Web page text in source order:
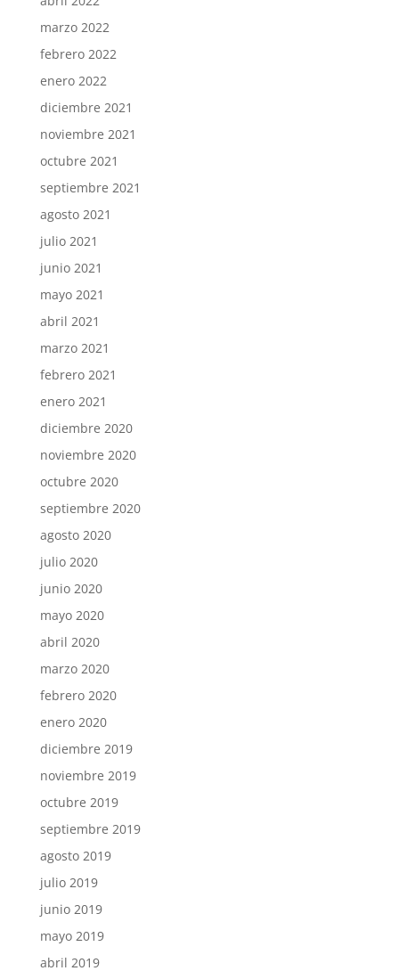
marzo 2022
febrero 2022
enero 2022
diciembre 2021
noviembre 2021
octubre 2021
septiembre 2021
agosto 2021
julio 2021
junio 2021
mayo 2021
abril 2021
marzo 2021
febrero 2021
enero 2021
diciembre 2020
noviembre 2020
octubre 2020
septiembre 2020
agosto 2020
julio 2020
junio 2020
mayo 2020
abril 2020
marzo 2020
febrero 2020
enero 2020
diciembre 2019
noviembre 2019
octubre 2019
septiembre 2019
agosto 2019
julio 2019
junio 2019
mayo 2019
abril 2019